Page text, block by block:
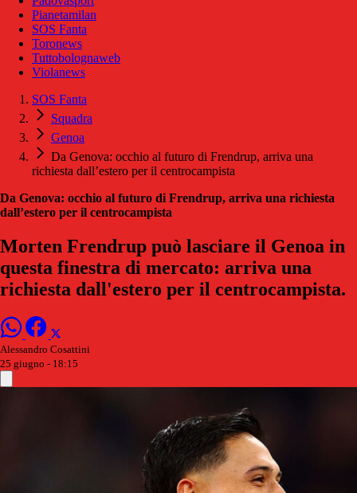
Pianetamilan
SOS Fanta
Toronews
Tuttobolognaweb
Violanews
SOS Fanta
Squadra
Genoa
Da Genova: occhio al futuro di Frendrup, arriva una
richiesta dall’estero per il centrocampista
Da Genova: occhio al futuro di Frendrup, arriva una richiesta
dall’estero per il centrocampista
Morten Frendrup può lasciare il Genoa in
questa finestra di mercato: arriva una
richiesta dall'estero per il centrocampista.
Alessandro Cosattini
25 giugno - 18:15